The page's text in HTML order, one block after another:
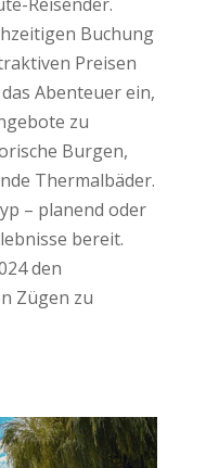
Buchung
Preisen
Abenteuer ein,
zu
Burgen,
Thermalbäder.
– planend oder
bereit.
den
Zügen zu